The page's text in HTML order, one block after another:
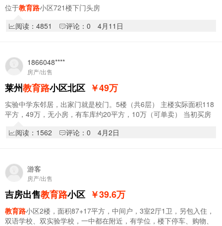
位于教育路小区721楼下门头房
阅读：4851
评论：0 4月11日
1866048****
房产/出售
莱州教育路小区北区 ￥49万
实验中学东邻居，出家门就是校门。5楼（共6层） 主楼实际面积118
平方，49万，无小房，有车库约20平方，10万（可单卖） 当初买房
阅读：1562
评论：0 4月2日
游客
房产/出售
吉房出售教育路小区 ￥39.6万
教育路小区2楼，面积87+17平方，中间户，3室2厅1卫，另包入住，
双语学校、双实验学校，一中都在附近，有学位，楼下停车、购物、